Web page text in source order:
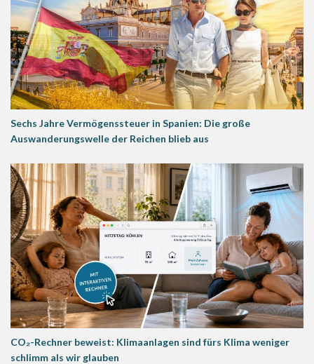
Sechs Jahre Vermögenssteuer in Spanien: Die große
Auswanderungswelle der Reichen blieb aus
CO₂-Rechner beweist: Klimaanlagen sind fürs Klima weniger
schlimm als wir glauben